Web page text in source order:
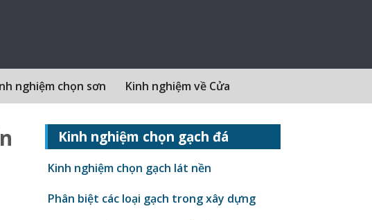
nghiệm chọn sơn Kinh nghiệm về Cửa
Kinh nghiệm chọn gạch đá
Kinh nghiệm chọn gạch lát nền
Phân biệt các loại gạch trong xây dựng